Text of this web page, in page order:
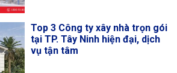
Top 3 Công ty xây nhà trọn gói
tại TP. Tây Ninh hiện đại, dịch
vụ tận tâm